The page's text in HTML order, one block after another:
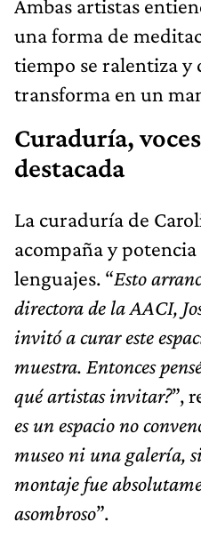
Ambas artistas
una forma de
tiempo se ralentiza y
transforma en un
Curaduría,
destacada
La curaduría de
acompaña y
lenguajes. “Esto
directora de la AACI,
invitó a curar este
muestra. Entonces
qué artistas invitar?”,
es un espacio no
museo ni una galería,
montaje fue
asombroso”.